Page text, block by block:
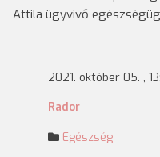
Attila ügyvivő
2021. október 05. ,
Rador
Egészség